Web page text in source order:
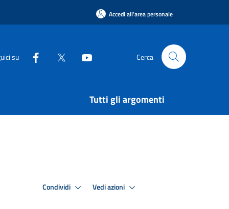
Accedi all'area personale
su Cerca
Tutti gli argomenti
Condividi Vedi azioni